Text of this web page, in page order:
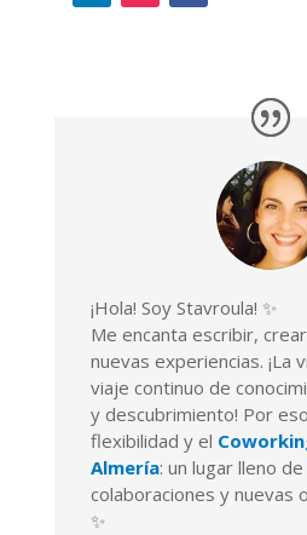
¡Hola! Soy Stavroula! ✨
Me encanta escribir,
nuevas experiencias. ¡La
viaje continuo de
y descubrimiento! Por
flexibilidad y el
Almería: un lugar lleno
colaboraciones y nuevas
✨